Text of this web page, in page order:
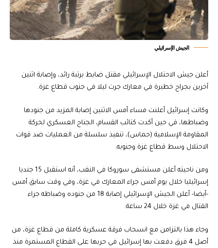
الجيش الإسرائيلي
أعلن جيش الاحتلال الإسرائيلي مقتل ضابط برتبة رائد، وإصابة اثنين
آخرين بجراح خطيرة في معارك جرت ليلا في جنوب قطاع غزة.
وكانت إسرائيل أعلنت مساء أمس الاثنين إصابة المزيد من جنودها
وضباطها، في حين أكدت كتائب القسام، الجناح العسكري لحركة
المقاومة الإسلامية (حماس)، تنفيذ سلسلة من العمليات ضد قوات
الاحتلال وسط قطاع غزة وجنوبه.
ومن ناحيته أعلن مستشفى سوروكا في النقب، أنه استقبل 15 جنديا
إسرائيليا خلال يوم أمس جراء المعارك في غزة، وفي وقت سابق أمس
-أيضا- أعلن الجيش الإسرائيلي إصابة 18 من جنوده وضباطه جراء
القتال في غزة خلال 24 ساعة.
وجاء هذا بالتزامن مع انسحاب فرقة عسكرية كاملة من قطاع غزة، من
أصل 4 فرق دفعت بها إسرائيل في حربها على القطاع المستمرة منذ